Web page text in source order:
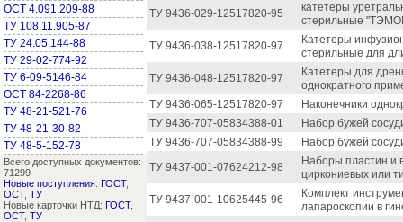
ОСТ 4.091.209-88
ТУ 108.11.905-87
ТУ 24.05.144-88
ТУ 29-02-774-92
ТУ 6-09-5146-84
ОСТ 84-2268-86
ТУ 48-21-521-76
ТУ 48-21-30-82
ТУ 48-5-152-78
Всего доступных документов:
71299
Новые поступления: ГОСТ,
ОСТ, ТУ
Новые карточки НТД: ГОСТ,
ОСТ, ТУ
ТУ 9436-029-12517820-95
катетеры
стерильные
ТУ 9436-038-12517820-97
Катетеры
стерильные для
ТУ 9436-048-12517820-97
Катетеры для
однократного
ТУ 9436-065-12517820-97
Наконечники
ТУ 9436-707-05834388-01
Набор бужей
ТУ 9436-707-05834388-99
Набор бужей
ТУ 9437-001-07624212-98
Наборы пластин и
циркониевых или
ТУ 9437-001-10625445-96
Комплект
лапароскопии в